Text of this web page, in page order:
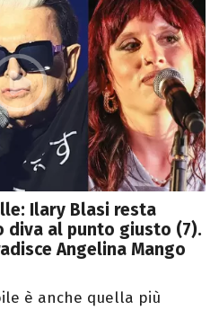
Ilary Blasi resta
diva al punto giusto (7).
Angelina Mango
è anche quella più